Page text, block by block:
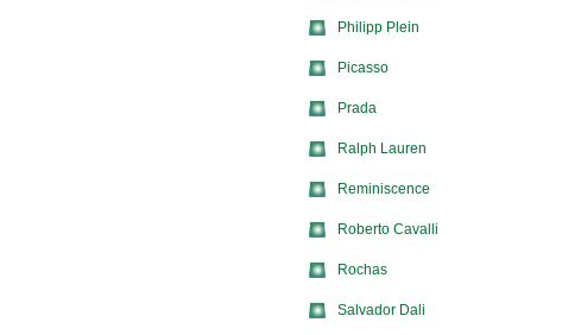
Philipp Plein
Picasso
Prada
Ralph Lauren
Reminiscence
Roberto Cavalli
Rochas
Salvador Dali